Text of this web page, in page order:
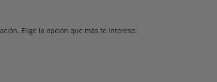
Elige la opción que más te interese: